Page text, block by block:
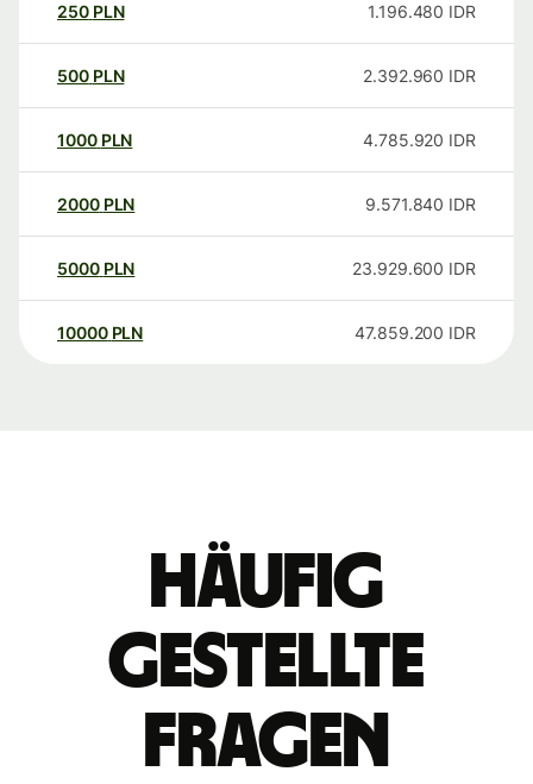
250 PLN 1.196.480 IDR
500 PLN 2.392.960 IDR
1000 PLN 4.785.920 IDR
2000 PLN 9.571.840 IDR
5000 PLN 23.929.600 IDR
10000 PLN 47.859.200 IDR
Häufig
gestellte
Fragen